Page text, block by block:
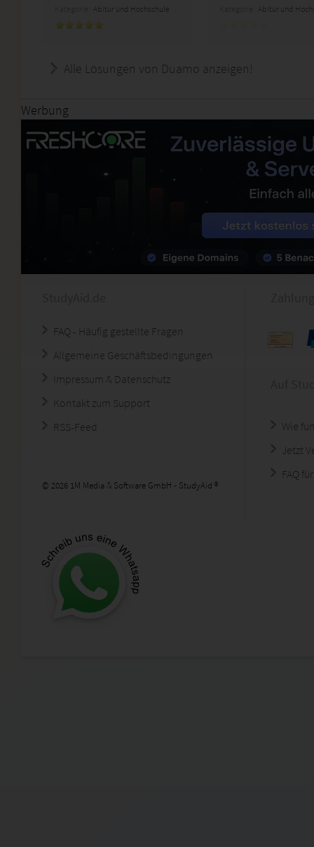
Abitur und Hochschule Abitur und
Alle Lösungen von Duamo anzeigen!
Werbung
FAQ - Häufig gestellte Fragen
Allgemeine Geschäftsbedingungen
Impressum & Datenschutz
Kontakt zum Support
RSS-Feed
© 2026 1M Media & Software GmbH - StudyAid ®
Wie
Jetzt
FAQ